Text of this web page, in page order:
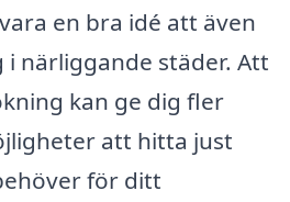
en bra idé att även
närliggande städer. Att
kan ge dig fler
att hitta just
för ditt